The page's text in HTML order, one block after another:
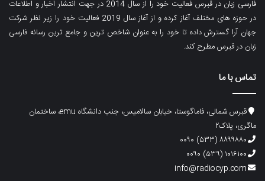
فارسی زبان در قبرس فعالیت خود را از سال 2014 در جهت انتشار اخبار و اطلاعات
در حوزه های مختلف آغاز کرده و از آغاز سال 2019 فعالیت خود را زیر نظر شرکت
جهان آرا گسترش داده تا خود را به عنوان شاخص ترین و جامع ترین رسانه فارسی
زبان در قبرس مطرح کند.
تماس با ما
قبرس شمالی، فاماگوستا، خیابان سالامیس، جنب دانشگاه emu، ساختمان
ماگری، پلاک۲
۸۸۹۹۸۸۰ (۵۳۳) ۰۰۹۰
۱۰۱۶۱۰۰ (۵۳۹) ۰۰۹۰
info@radiocyp.com